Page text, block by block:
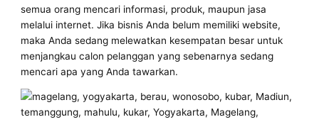
semua orang mencari informasi, produk, maupun jasa
melalui internet. Jika bisnis Anda belum memiliki website,
maka Anda sedang melewatkan kesempatan besar untuk
menjangkau calon pelanggan yang sebenarnya sedang
mencari apa yang Anda tawarkan.